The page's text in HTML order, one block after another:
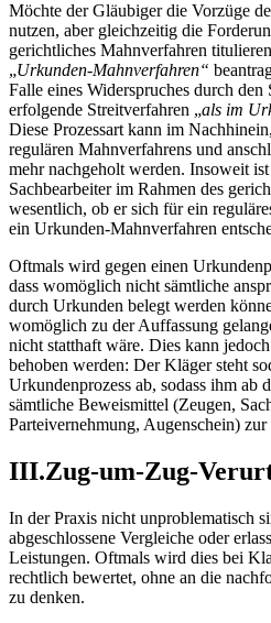
Möchte der Gläubiger die Vorzüge
nutzen, aber gleichzeitig die
gerichtliches Mahnverfahren
„Urkunden-Mahnverfahren“
Falle eines Widerspruches durch den
erfolgende Streitverfahren „als im
Diese Prozessart kann im
regulären Mahnverfahrens und
mehr nachgeholt werden. Insoweit ist
Sachbearbeiter im Rahmen des
wesentlich, ob er sich für ein
ein Urkunden-Mahnverfahren
Oftmals wird gegen einen
dass womöglich nicht sämtliche
durch Urkunden belegt werden
womöglich zu der Auffassung
nicht statthaft wäre. Dies kann
behoben werden: Der Kläger steht
Urkundenprozess ab, sodass ihm ab
sämtliche Beweismittel (Zeugen,
Parteivernehmung, Augenschein)
III.Zug-um-Zug-
In der Praxis nicht unproblematisch
abgeschlossene Vergleiche oder
Leistungen. Oftmals wird dies bei
rechtlich bewertet, ohne an die
zu denken.